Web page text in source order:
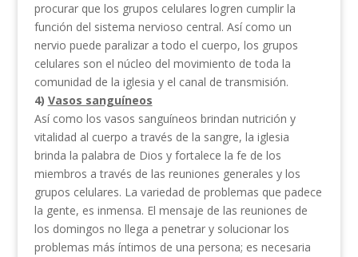
procurar que los grupos celulares logren cumplir la
función del sistema nervioso central. Así como un
nervio puede paralizar a todo el cuerpo, los grupos
celulares son el núcleo del movimiento de toda la
comunidad de la iglesia y el canal de transmisión.
4) Vasos sanguíneos
Así como los vasos sanguíneos brindan nutrición y
vitalidad al cuerpo a través de la sangre, la iglesia
brinda la palabra de Dios y fortalece la fe de los
miembros a través de las reuniones generales y los
grupos celulares. La variedad de problemas que padece
la gente, es inmensa. El mensaje de las reuniones de
los domingos no llega a penetrar y solucionar los
problemas más íntimos de una persona; es necesaria